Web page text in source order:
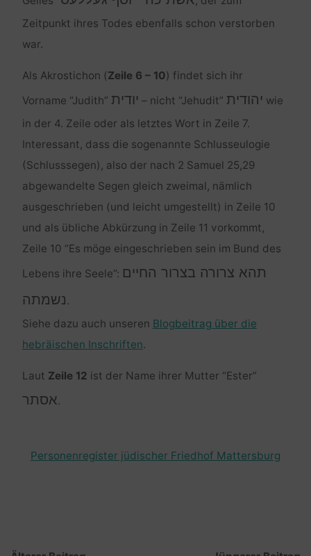
Zeitpunkt ihres Todes ebenfalls schon verstorben
war.
Als Akrostichon (Zeile 6 – 10) findet sich ihr
Vorname “Judith” יודית – nicht “Jehudit” יהודית wie
in der 4. Zeile oder als letztes Wort in Zeile 7.
Interessant, dass die sogenannte Schlusseulogie
(Schlusssegen), also der nach 2 Samuel 25,29
abgewandelte Segen gleich zweimal, nämlich
ausgeschrieben (und leicht umgestellt) in Zeile 10
und als übliche Abkürzung in Zeile 11 vorkommt,
Zeile 10 “Es möge eingeschrieben sein im Bund des
Lebens ihre Seele”: תהא צרורה בצרור החיים
נשמתה.
Siehe dazu auch unseren Blogbeitrag über die
hebräischen Inschriften.
Laut Zeile 12 ist der Name ihrer Mutter “Ester”
אסתר.
Personenregister jüdischer Friedhof Mattersburg